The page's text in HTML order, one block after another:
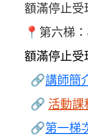
額滿停止受
📍 第六梯
額滿停止受
🔗講師簡
🔗 活動課
🔗第一梯